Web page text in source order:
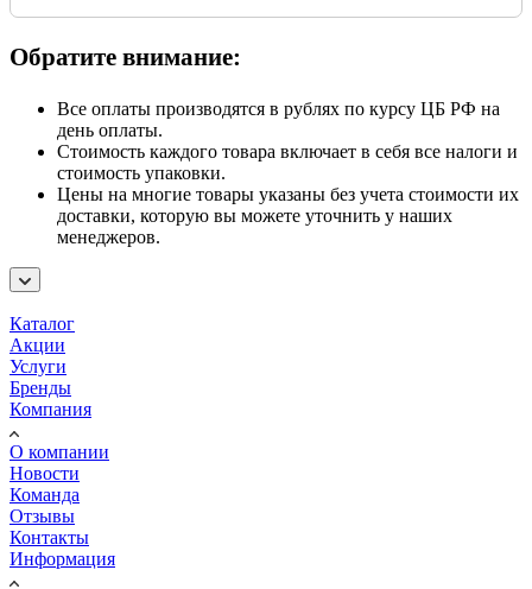
Обратите внимание:
Все оплаты производятся в рублях по курсу ЦБ РФ на
день оплаты.
Стоимость каждого товара включает в себя все налоги и
стоимость упаковки.
Цены на многие товары указаны без учета стоимости их
доставки, которую вы можете уточнить у наших
менеджеров.
Каталог
Акции
Услуги
Бренды
Компания
О компании
Новости
Команда
Отзывы
Контакты
Информация